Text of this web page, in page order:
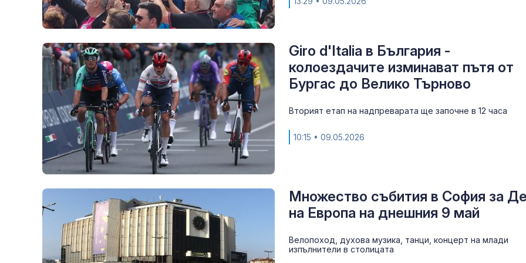
Giro d'Italia в България -
колоездачите изминават пътя от
Бургас до Велико Търново
Вторият етап на надпреварата ще започне в 12 часа
10:15 • 09.05.2026
Множество събития в София за
на Европа на днешния 9 май
Велопоход, духова музика, танци, концерт на млади
изпълнители в столицата